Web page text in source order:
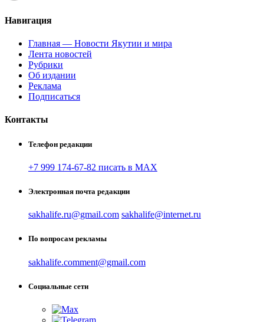
Навигация
Главная — Новости Якутии и мира
Лента новостей
Рубрики
Об издании
Реклама
Подписаться
Контакты
Телефон редакции
+7 999 174-67-82 писать в MAX
Электронная почта редакции
sakhalife.ru@gmail.com sakhalife@internet.ru
По вопросам рекламы
sakhalife.comment@gmail.com
Социальные сети